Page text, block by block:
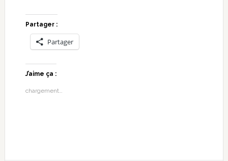
Partager :
Partager
J’aime ça :
chargement…